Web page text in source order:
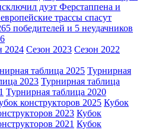
дуэт Ферстаппена и
трассы спасут
5 победителей и 5 неудачников
2024 Сезон 2023 Сезон 2022
таблица 2025 Турнирная
2023 Турнирная таблица
Турнирная таблица 2020
конструкторов 2025 Кубок
2023 Кубок
2021 Кубок